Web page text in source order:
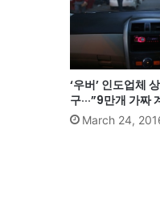
‘우버’ 인도업체
구···”9만개 가짜
March 24,